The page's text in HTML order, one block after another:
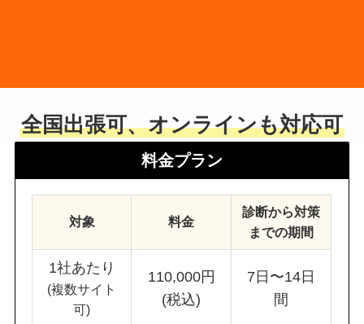
全国出張可、オンラインも対応可
料金プラン
対象 料金
診断から対策
までの期間
1社あたり
(複数サイト
可)
110,000円
(税込)
7日〜14日
間